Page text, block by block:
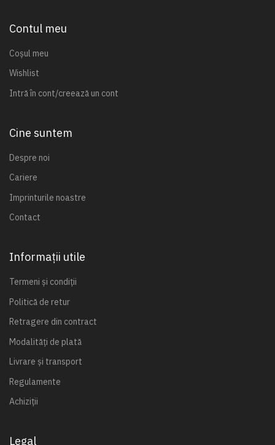
Contul meu
Coșul meu
Wishlist
Intră în cont/creează un cont
Cine suntem
Despre noi
Cariere
Imprinturile noastre
Contact
Informații utile
Termeni și condiții
Politică de retur
Retragere din contract
Modalități de plată
Livrare și transport
Regulamente
Achiziții
Legal